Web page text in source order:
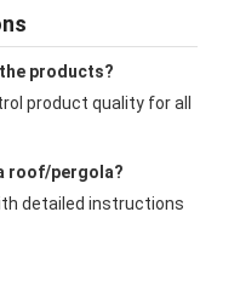
products?
product quality for all
roof/pergola?
detailed instructions